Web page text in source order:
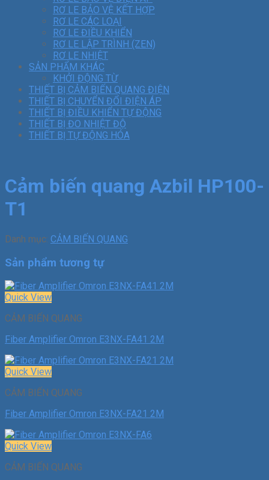
RƠ LE BẢO VỆ KẾT HỢP
RƠ LE CÁC LOẠI
RƠ LE ĐIỀU KHIỂN
RƠ LE LẬP TRÌNH (ZEN)
RƠ LE NHIỆT
SẢN PHẨM KHÁC
KHỞI ĐỘNG TỪ
THIẾT BỊ CẢM BIẾN QUANG ĐIỆN
THIẾT BỊ CHUYỂN ĐỔI ĐIỆN ÁP
THIẾT BỊ ĐIỀU KHIỂN TỰ ĐỘNG
THIẾT BỊ ĐO NHIỆT ĐỘ
THIẾT BỊ TỰ ĐỘNG HÓA
Cảm biến quang Azbil HP100-
T1
Danh mục: CẢM BIẾN QUANG
Sản phẩm tương tự
Quick View
CẢM BIẾN QUANG
Fiber Amplifier Omron E3NX-FA41 2M
Quick View
CẢM BIẾN QUANG
Fiber Amplifier Omron E3NX-FA21 2M
Quick View
CẢM BIẾN QUANG